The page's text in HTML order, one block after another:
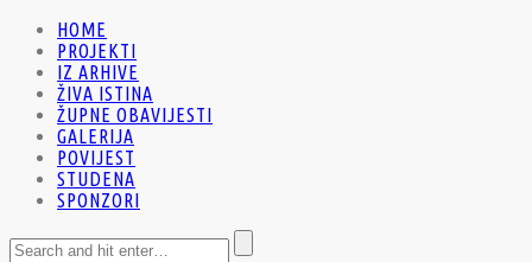
HOME
PROJEKTI
IZ ARHIVE
ŽIVA ISTINA
ŽUPNE OBAVIJESTI
GALERIJA
POVIJEST
STUDENA
SPONZORI